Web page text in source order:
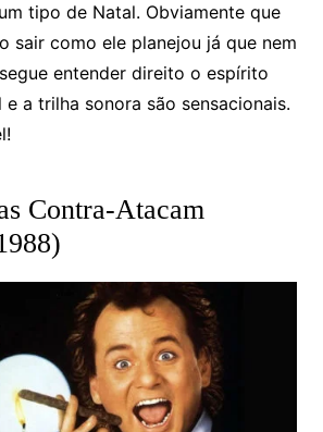
tipo de Natal. Obviamente que
sair como ele planejou já que nem
entender direito o espírito
e a trilha sonora são sensacionais.
Contra-Atacam